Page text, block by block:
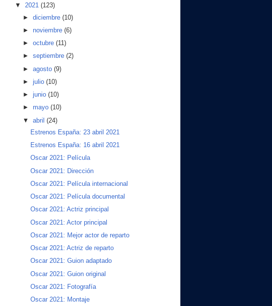
▼ 2021 (123)
► diciembre (10)
► noviembre (6)
► octubre (11)
► septiembre (2)
► agosto (9)
► julio (10)
► junio (10)
► mayo (10)
▼ abril (24)
Estrenos España: 23 abril 2021
Estrenos España: 16 abril 2021
Oscar 2021: Película
Oscar 2021: Dirección
Oscar 2021: Película internacional
Oscar 2021: Película documental
Oscar 2021: Actriz principal
Oscar 2021: Actor principal
Oscar 2021: Mejor actor de reparto
Oscar 2021: Actriz de reparto
Oscar 2021: Guion adaptado
Oscar 2021: Guion original
Oscar 2021: Fotografía
Oscar 2021: Montaje